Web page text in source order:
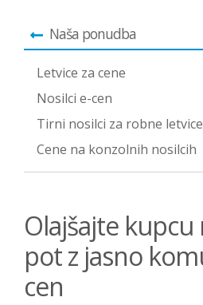
Naša ponudba
Letvice za cene
Nosilci e-cen
Tirni nosilci za robne letvice
Cene na konzolnih nosilcih
Olajšajte
pot z jasno
cen